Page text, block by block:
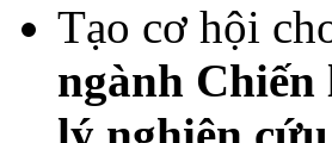
Tạo cơ hội
ngành Chiến